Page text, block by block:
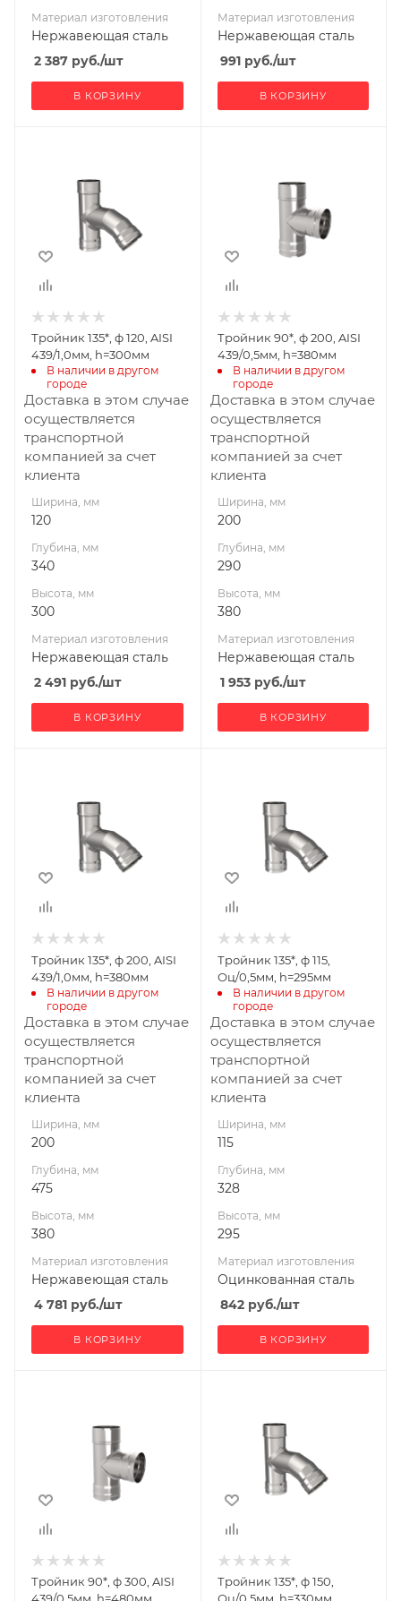
Материал изготовления
Нержавеющая сталь
2 387 руб./шт
В КОРЗИНУ
Материал изготовления
Нержавеющая сталь
991руб./шт
В КОРЗИНУ
Глубина, мм
Высота, мм
300
Материал
Нержавеющая
сталь
Диаметр дымохода,
120
Производитель
УМК
Тройник 135*, ф 120, AISI
439/1,0мм, h=300мм
В наличии в другом
городе
Доставка в этом случае
осуществляется
транспортной
компанией за счет
клиента
Ширина, мм
120
Глубина, мм
340
Высота, мм
300
Материал изготовления
Нержавеющая сталь
2 491 руб./шт
В КОРЗИНУ
Высота, мм
380
Материал
Нержавеющая
сталь
Диаметр дымохода,
200
Производитель
УМК
Тройник 90*, ф 200, AISI
439/0,5мм, h=380мм
В наличии в другом
городе
Доставка в этом случае
осуществляется
транспортной
компанией за счет
клиента
Ширина, мм
200
Глубина, мм
290
Высота, мм
380
Материал изготовления
Нержавеющая сталь
1 953руб./шт
В КОРЗИНУ
Глубина, мм
Высота, мм
380
Материал
Нержавеющая
сталь
Диаметр дымохода,
200
Производитель
УМК
Тройник 135*, ф 200, AISI
439/1,0мм, h=380мм
В наличии в другом
городе
Доставка в этом случае
осуществляется
транспортной
компанией за счет
клиента
Ширина, мм
200
Глубина, мм
475
Высота, мм
380
Материал изготовления
Нержавеющая сталь
4 781 руб./шт
В КОРЗИНУ
Глубина, мм
Высота, мм
295
Материал
Оцинкованная
сталь
Производитель
УМК
Тройник 135*, ф 115,
Оц/0,5мм, h=295мм
В наличии в другом
городе
Доставка в этом случае
осуществляется
транспортной
компанией за счет
клиента
Ширина, мм
115
Глубина, мм
328
Высота, мм
295
Материал изготовления
Оцинкованная сталь
842руб./шт
В КОРЗИНУ
Высота, мм
480
Материал
Нержавеющая
сталь
Тройник 90*, ф 300, AISI
Глубина, мм
Высота, мм
330
Материал
Оцинкованная
сталь
Тройник 135*, ф 150,